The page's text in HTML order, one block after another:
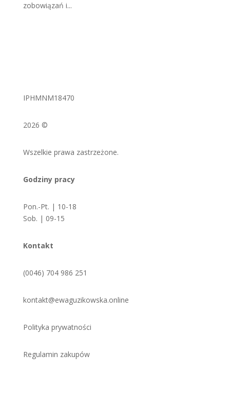
zobowiązań i...
IPHMNM18470
2026 ©
Wszelkie prawa zastrzeżone.
Godziny pracy
Pon.-Pt. | 10-18
Sob. | 09-15
Kontakt
(0046) 704 986 251
kontakt@ewaguzikowska.online
Polityka prywatności
Regulamin zakupów